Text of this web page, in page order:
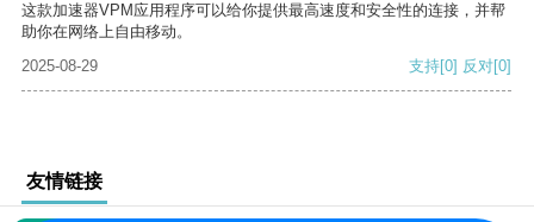
这款加速器VPM应用程序可以给你提供最高速度和安全性的连接，并帮
助你在网络上自由移动。
2025-08-29
支持[0] 反对[0]
友情链接